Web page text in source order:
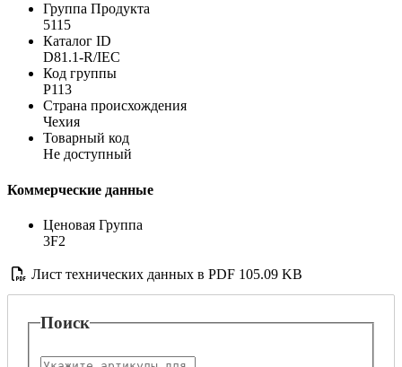
Группа Продукта
5115
Каталог ID
D81.1-R/IEC
Код группы
P113
Страна происхождения
Чехия
Товарный код
Не доступный
Коммерческие данные
Ценовая Группа
3F2
Лист технических данных в PDF 105.09 KB
Поиск